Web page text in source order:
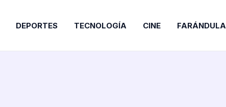
DEPORTES TECNOLOGÍA CINE FARÁNDULA